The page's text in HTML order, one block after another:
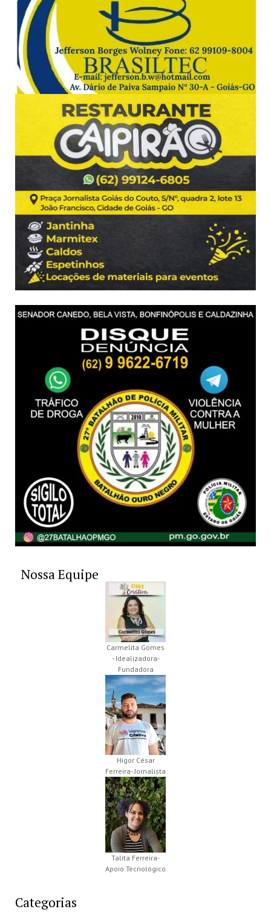
Nossa Equipe
Carmelita Gomes
- Idealizadora-
Fundadora
Higor César
Ferreira- Jornalista
Talita Ferreira-
Apoio Tecnológico
Categorias